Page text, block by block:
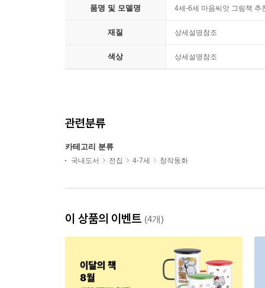
품명 및 모델명 4세-6세 마음씨앗 그림책 추
재질 상세설명참조
색상 상세설명참조
관련분류
카테고리 분류
국내도서 전집 4-7세 창작동화
이 상품의 이벤트 (4개)